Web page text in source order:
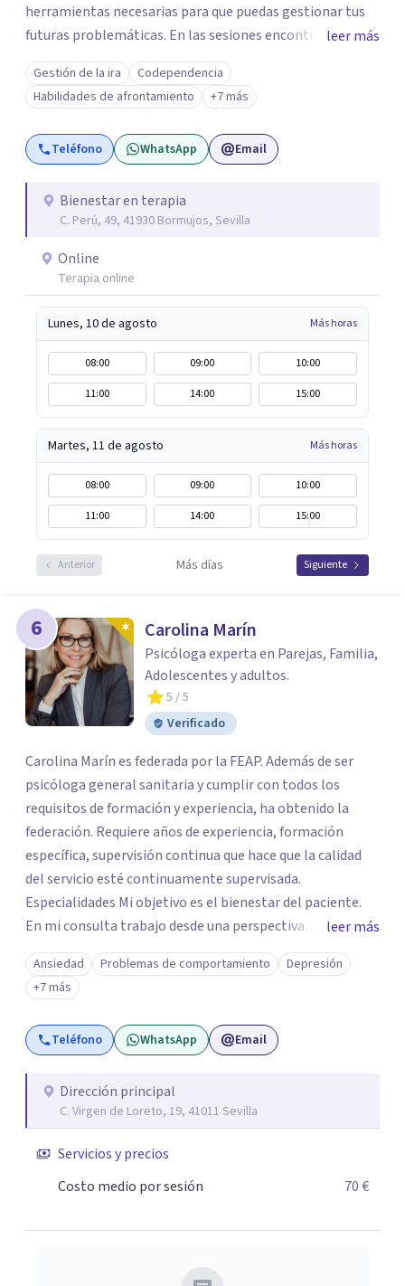
herramientas necesarias para que puedas gestionar tus
futuras problemáticas. En las sesiones encontrarás un
lugar donde abrirte y expresarte sin juicios, donde
explorar tus emociones, conocerte, solucionar tus
heridas y trabajar en tu crecimiento. personal
leer más
Gestión de la ira
Codependencia
Habilidades de afrontamiento
+7 más
Teléfono WhatsApp Email
Bienestar en terapia
C. Perú, 49, 41930 Bormujos, Sevilla
Online
Terapia online
Lunes, 10 de agosto Más horas
08:00 09:00
10:00
11:00
14:00 15:00
Martes, 11 de agosto Más horas
08:00 09:00
10:00
11:00
14:00 15:00
Anterior Más días Siguiente
6 Carolina Marín
Psicóloga experta en Parejas, Familia,
Adolescentes y adultos.
5 / 5
Verificado
Carolina Marín es federada por la FEAP. Además de ser
psicóloga general sanitaria y cumplir con todos los
requisitos de formación y experiencia, ha obtenido la
federación. Requiere años de experiencia, formación
específica, supervisión continua que hace que la calidad
del servicio esté continuamente supervisada.
Especialidades Mi objetivo es el bienestar del paciente.
En mi consulta trabajo desde una perspectiva
integradora. Llevo 28 años trabajando para ayudar a las
personas a crecer y solucionar sus conflictos. Trato sólo
aquellos casos que realmente puedo ayudar. Depresión,
ansiedad, angustia, duelo por una pérdida, resolución de
conflictos, situaciones conflictivas en la familia, en la
La experiencia favorece la resolución de los casos, y la
formación continua. Carolina Marín es licenciada en
psicoterapeuta en continua formación y supervisión.
Miembro de la AEI+DTF. Acreditada por la FEAP. Los
seriedad.
leer más
Ansiedad Problemas de comportamiento
Depresión
+7 más
Teléfono WhatsApp Email
Dirección principal
C. Virgen de Loreto, 19, 41011 Sevilla
Servicios y precios
Costo medio por sesión
70 €